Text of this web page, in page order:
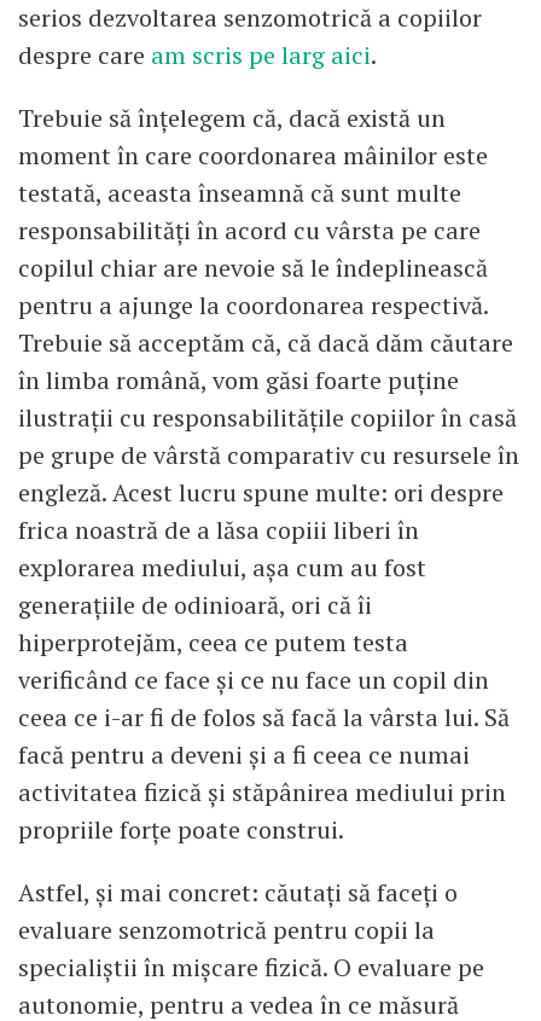
serios dezvoltarea senzomotrică a copiilor
despre care am scris pe larg aici.
Trebuie să înțelegem că, dacă există un
moment în care coordonarea mâinilor este
testată, aceasta înseamnă că sunt multe
responsabilităţi în acord cu vârsta pe care
copilul chiar are nevoie să le îndeplinească
pentru a ajunge la coordonarea respectivă.
Trebuie să acceptăm că, că dacă dăm căutare
în limba română, vom găsi foarte puţine
ilustraţii cu responsabilităţile copiilor în casă
pe grupe de vârstă comparativ cu resursele în
engleză. Acest lucru spune multe: ori despre
frica noastră de a lăsa copiii liberi în
explorarea mediului, aşa cum au fost
generaţiile de odinioară, ori că îi
hiperprotejăm, ceea ce putem testa
verificând ce face şi ce nu face un copil din
ceea ce i-ar fi de folos să facă la vârsta lui. Să
facă pentru a deveni şi a fi ceea ce numai
activitatea fizică şi stăpânirea mediului prin
propriile forţe poate construi.
Astfel, şi mai concret: căutaţi să faceţi o
evaluare senzomotrică pentru copii la
specialiştii în mişcare fizică. O evaluare pe
autonomie, pentru a vedea în ce măsură